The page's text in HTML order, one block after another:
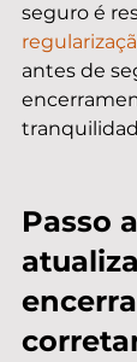
seguro é
antes de
Passo